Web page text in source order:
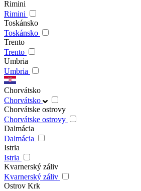
Rimini
Rimini
Toskánsko
Toskánsko
Trento
Trento
Umbria
Umbria
Chorvátsko
Chorvátsko
Chorvátske ostrovy
Chorvátske ostrovy
Dalmácia
Dalmácia
Istria
Istria
Kvarnerský záliv
Kvarnerský záliv
Ostrov Krk